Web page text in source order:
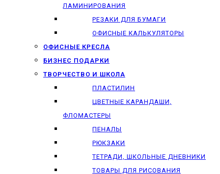
ЛАМИНИРОВАНИЯ
РЕЗАКИ ДЛЯ БУМАГИ
ОФИСНЫЕ КАЛЬКУЛЯТОРЫ
ОФИСНЫЕ КРЕСЛА
БИЗНЕС ПОДАРКИ
ТВОРЧЕСТВО И ШКОЛА
ПЛАСТИЛИН
ЦВЕТНЫЕ КАРАНДАШИ,
ФЛОМАСТЕРЫ
ПЕНАЛЫ
РЮКЗАКИ
ТЕТРАДИ, ШКОЛЬНЫЕ ДНЕВНИКИ
ТОВАРЫ ДЛЯ РИСОВАНИЯ